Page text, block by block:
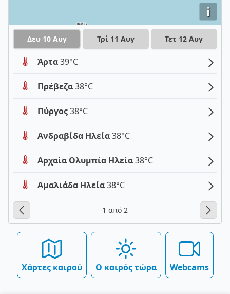
i
Δευ 10 Αυγ Τρί 11 Αυγ Τετ 12 Αυγ
Άρτα39°C
Πρέβεζα38°C
Πύργος38°C
Ανδραβίδα Ηλεία38°C
Αρχαία Ολυμπία Ηλεία38°C
Αμαλιάδα Ηλεία38°C
1 από 2
Χάρτες καιρού Ο καιρός τώρα Webcams